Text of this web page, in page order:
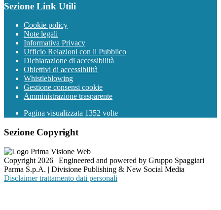
Sezione Link Utili
Cookie policy
Note legali
Informativa Privacy
Ufficio Relazioni con il Pubblico
Dichiarazione di accessibilità
Obiettivi di accessibilità
Whistleblowing
Gestione consensi cookie
Amministrazione trasparente
Pagina visualizzata 1352 volte
Sezione Copyright
Copyright 2026 | Engineered and powered by Gruppo Spaggiari
Parma S.p.A. | Divisione Publishing & New Social Media
Disclaimer trattamento dati personali